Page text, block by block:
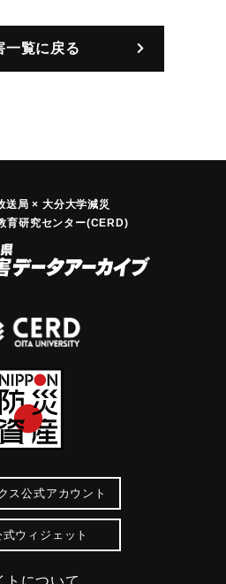
一覧に戻る
送局 × 大分大学減災
育研究センター(CERD)
ス公式アカウント
式ウィジェット
トについて